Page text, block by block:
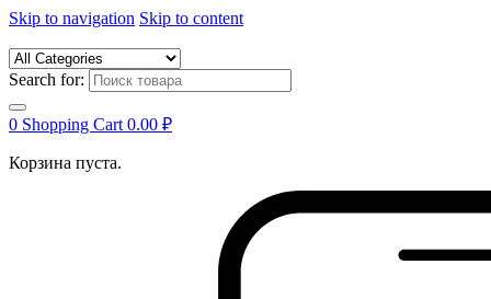
Skip to navigation Skip to content
Search for:
0 Shopping Cart 0.00 ₽
Корзина пуста.